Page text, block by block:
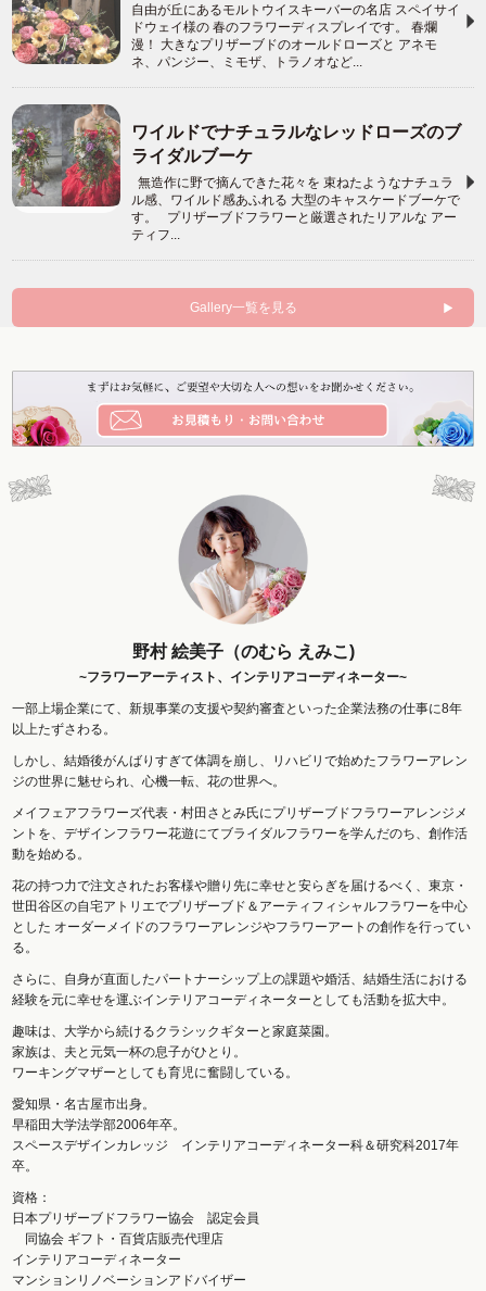
自由が丘にあるモルトウイスキーバーの名店 スペイサイ
ドウェイ様の 春のフラワーディスプレイです。 春爛
漫！ 大きなプリザーブドのオールドローズと アネモ
ネ、パンジー、ミモザ、トラノオなど...
ワイルドでナチュラルなレッドローズのブ
ライダルブーケ
無造作に野で摘んできた花々を 束ねたようなナチュラ
ル感、ワイルド感あふれる 大型のキャスケードブーケで
す。 プリザーブドフラワーと厳選されたリアルな アー
ティフ...
Gallery一覧を見る
野村 絵美子（のむら えみこ)
~フラワーアーティスト、インテリアコーディネーター~
一部上場企業にて、新規事業の支援や契約審査といった企業法務の仕事に8年
以上たずさわる。
しかし、結婚後がんばりすぎて体調を崩し、リハビリで始めたフラワーアレン
ジの世界に魅せられ、心機一転、花の世界へ。
メイフェアフラワーズ代表・村田さとみ氏にプリザーブドフラワーアレンジメ
ントを、デザインフラワー花遊にてブライダルフラワーを学んだのち、創作活
動を始める。
花の持つ力で注文されたお客様や贈り先に幸せと安らぎを届けるべく、東京・
世田谷区の自宅アトリエでプリザーブド＆アーティフィシャルフラワーを中心
とした オーダーメイドのフラワーアレンジやフラワーアートの創作を行ってい
る。
さらに、自身が直面したパートナーシップ上の課題や婚活、結婚生活における
経験を元に幸せを運ぶインテリアコーディネーターとしても活動を拡大中。
趣味は、大学から続けるクラシックギターと家庭菜園。
家族は、夫と元気一杯の息子がひとり。
ワーキングマザーとしても育児に奮闘している。
愛知県・名古屋市出身。
早稲田大学法学部2006年卒。
スペースデザインカレッジ インテリアコーディネーター科＆研究科2017年
卒。
資格：
日本プリザーブドフラワー協会 認定会員
同協会 ギフト・百貨店販売代理店
インテリアコーディネーター
マンションリノベーションアドバイザー